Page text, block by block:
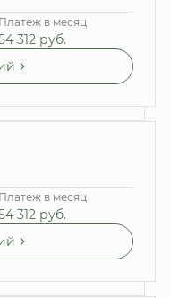
Платеж в месяц
312 руб.
Платеж в месяц
312 руб.